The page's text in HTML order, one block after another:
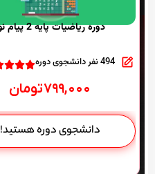
دوره ریاضیات پایه 2 پیام نور
494 نفر دانشجوی دوره
۷۹۹,۰۰۰تومان
دانشجوی دوره هستید!